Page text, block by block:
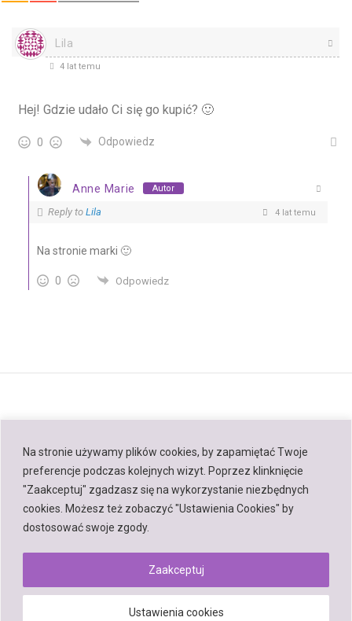
Na stronie używamy plików cookies, by zapamiętać Twoje
preferencje podczas kolejnych wizyt. Poprzez klinknięcie
"Zaakceptuj" zgadzasz się na wykorzystanie niezbędnych
cookies. Możesz też zobaczyć "Ustawienia Cookies" by
dostosować swoje zgody.
Ustawienia cookies
Zaakceptuj
Lila
4 lat temu
Hej! Gdzie udało Ci się go kupić? 🙂
0 Odpowiedz
Anne Marie Autor
Reply to Lila 4 lat temu
Na stronie marki 🙂
0 Odpowiedz
Back to top
Mobile Desktop
WPtouch Mobile Suite for WordPress